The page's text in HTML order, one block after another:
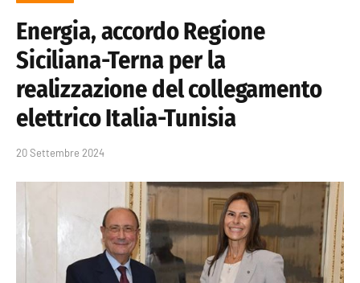
Energia, accordo Regione
Siciliana-Terna per la
realizzazione del collegamento
elettrico Italia-Tunisia
20 Settembre 2024